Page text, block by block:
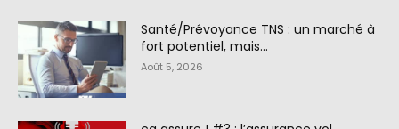
Santé/Prévoyance TNS : un marché à
fort potentiel, mais…
Août 5, 2026